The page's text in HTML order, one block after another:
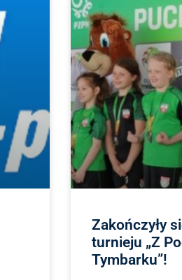
Zakończyły
turnieju „Z
Tymbarku”!